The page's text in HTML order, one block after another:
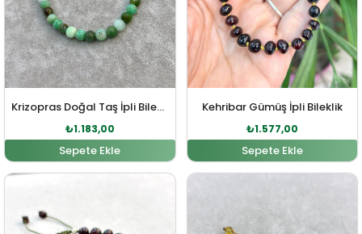
Krizopras Doğal Taş İpli Bileklik
₺1.183,00
Sepete Ekle
Kehribar Gümüş İpli Bileklik
₺1.577,00
Sepete Ekle
Orijinal fiyat: ₺2.313,00.Şu andaki fiyat: ₺2.103,00. Orijinal fiyat:Şu andaki